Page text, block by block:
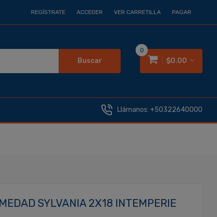
REGÍSTRATE ACCEDER VER CARRETILLA PAGAR
Buscar $0.00
0
Llámanos: +50322640000
SYLVANIA 2X18 INTEMPERIE